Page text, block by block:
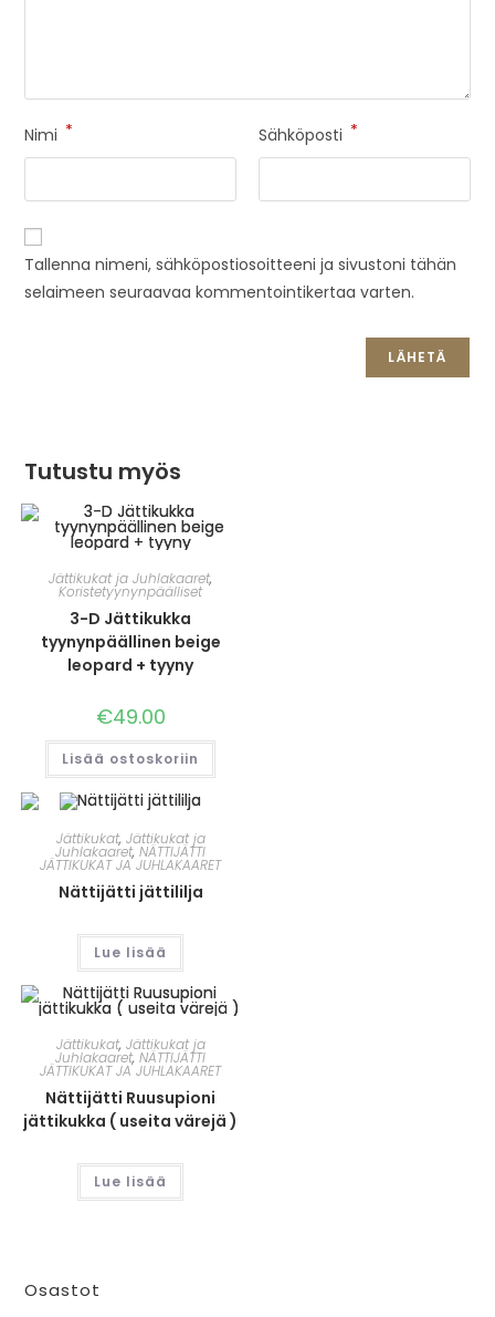
Nimi * Sähköposti *
Tallenna nimeni, sähköpostiosoitteeni ja sivustoni tähän
selaimeen seuraavaa kommentointikertaa varten.
Tutustu myös
Jättikukat ja Juhlakaaret,
Koristetyynynpäälliset
3-D Jättikukka
tyynynpäällinen beige
leopard + tyyny
€49.00
Lisää ostoskoriin
Jättikukat, Jättikukat ja
Juhlakaaret,NÄTTIJÄTTI
JÄTTIKUKAT JA JUHLAKAARET
Nättijätti jättililja
Lue lisää
Jättikukat, Jättikukat ja
Juhlakaaret,NÄTTIJÄTTI
JÄTTIKUKAT JA JUHLAKAARET
Nättijätti Ruusupioni
jättikukka ( useita värejä )
Lue lisää
Osastot